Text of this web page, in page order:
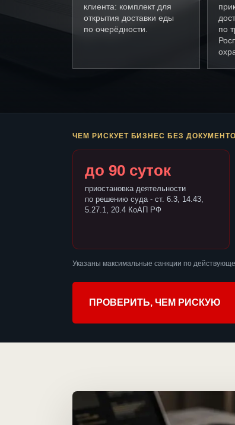
клиента: комплект для
открытия доставки еды
по очерёдности.
по
ЧЕМ РИСКУЕТ БИЗНЕС БЕЗ
до 90 суток
приостановка деятельности
по решению суда - ст. 6.3, 14.43,
5.27.1, 20.4 КоАП РФ
Указаны максимальные санкции по
ПРОВЕРИТЬ, ЧЕМ РИСКУЮ